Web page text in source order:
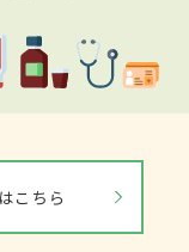
こちら